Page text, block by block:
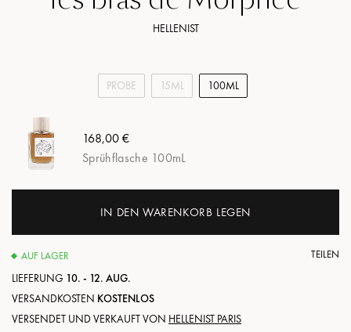
HELLENIST
PROBE 15ML 100ML
168,00 €
Sprühflasche 100mL
IN DEN WARENKORB LEGEN
AUF LAGER TEILEN
LIEFERUNG 10. - 12. AUG.
VERSANDKOSTEN KOSTENLOS
VERSENDET UND VERKAUFT VON HELLENIST PARIS